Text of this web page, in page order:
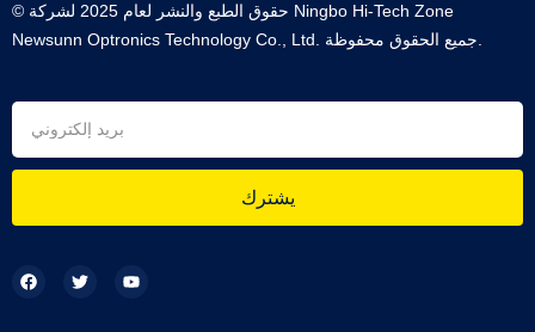
© حقوق الطبع والنشر لعام 2025 لشركة Ningbo Hi-Tech Zone
يشترك